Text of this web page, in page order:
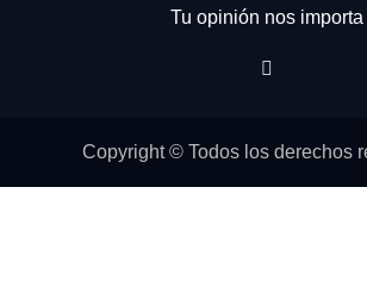
Tu opinión nos importa
Copyright © Todos los derechos